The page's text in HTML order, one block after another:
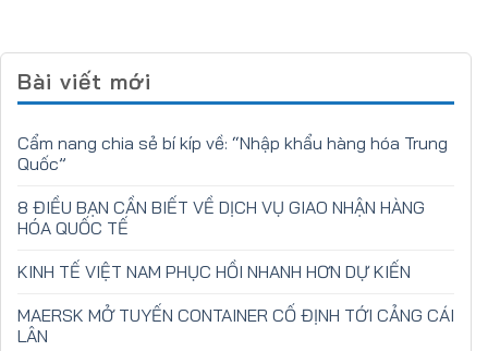
Bài viết mới
Cẩm nang chia sẻ bí kíp về: “Nhập khẩu hàng hóa Trung
Quốc”
8 ĐIỀU BẠN CẦN BIẾT VỀ DỊCH VỤ GIAO NHẬN HÀNG
HÓA QUỐC TẾ
KINH TẾ VIỆT NAM PHỤC HỒI NHANH HƠN DỰ KIẾN
MAERSK MỞ TUYẾN CONTAINER CỐ ĐỊNH TỚI CẢNG CÁI
LÂN